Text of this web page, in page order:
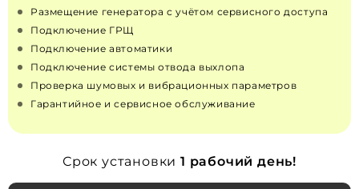
Размещение генератора с учётом сервисного доступа
Подключение ГРЩ
Подключение автоматики
Подключение системы отвода выхлопа
Проверка шумовых и вибрационных параметров
Гарантийное и сервисное обслуживание
Срок установки 1 рабочий день!